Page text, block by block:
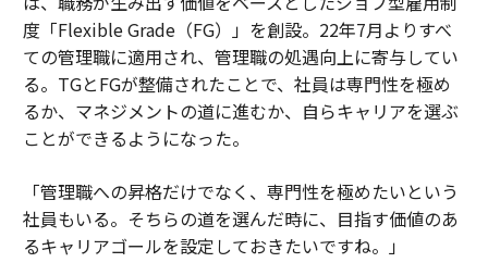
度「Flexible Grade（FG）」を創設。22年7月よりすべ
ての管理職に適用され、管理職の処遇向上に寄与してい
る。TGとFGが整備されたことで、社員は専門性を極め
るか、マネジメントの道に進むか、自らキャリアを選ぶ
ことができるようになった。
「管理職への昇格だけでなく、専門性を極めたいという
社員もいる。そちらの道を選んだ時に、目指す価値のあ
るキャリアゴールを設定しておきたいですね。」